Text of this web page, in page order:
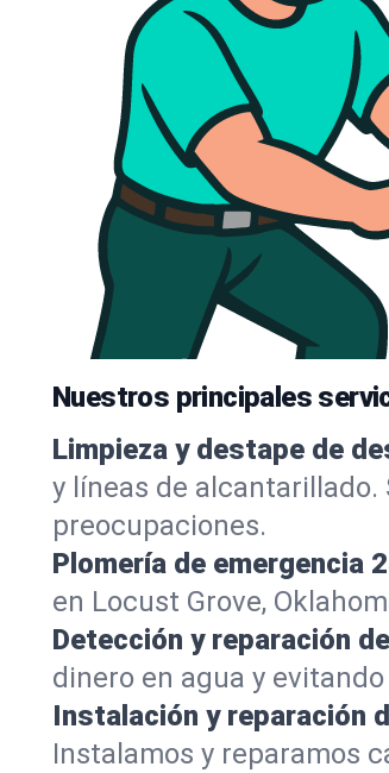
Nuestros principales
Limpieza y destape de
y líneas de
preocupaciones.
Plomería de emergencia
en Locust Grove,
Detección y reparación
dinero en agua y
Instalación y reparación
Instalamos y reparamos